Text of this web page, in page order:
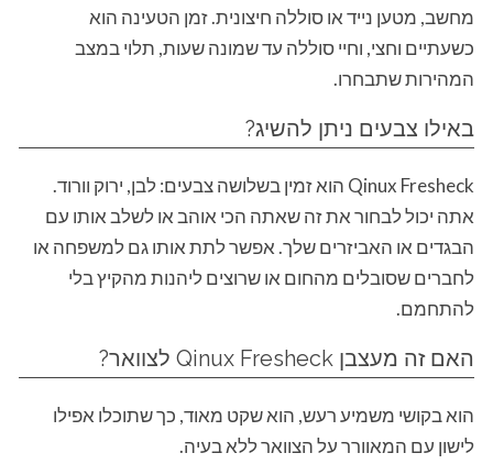
מחשב, מטען נייד או סוללה חיצונית. זמן הטעינה הוא
כשעתיים וחצי, וחיי סוללה עד שמונה שעות, תלוי במצב
המהירות שתבחרו.
באילו צבעים ניתן להשיג?
Qinux Fresheck הוא זמין בשלושה צבעים: לבן, ירוק וורוד.
אתה יכול לבחור את זה שאתה הכי אוהב או לשלב אותו עם
הבגדים או האביזרים שלך. אפשר לתת אותו גם למשפחה או
לחברים שסובלים מהחום או שרוצים ליהנות מהקיץ בלי
להתחמם.
האם זה מעצבן Qinux Fresheck לצוואר?
הוא בקושי משמיע רעש, הוא שקט מאוד, כך שתוכלו אפילו
לישון עם המאוורר על הצוואר ללא בעיה.